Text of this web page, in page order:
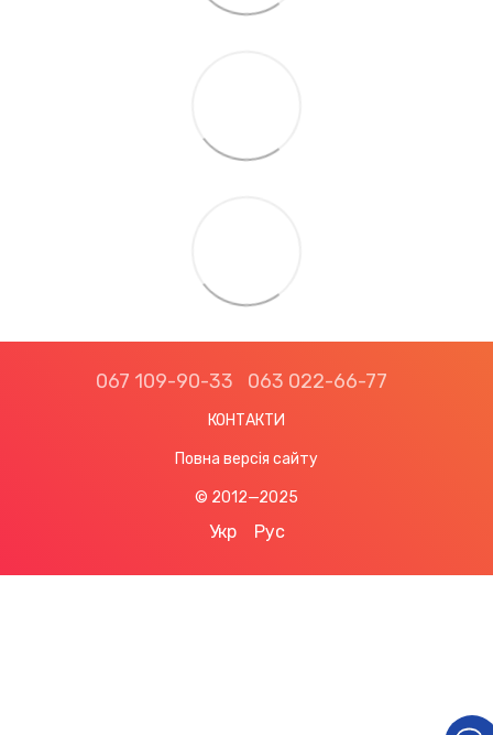
067 109-90-33 063 022-66-77
КОНТАКТИ
Повна версія сайту
© 2012—2025
Укр Рус